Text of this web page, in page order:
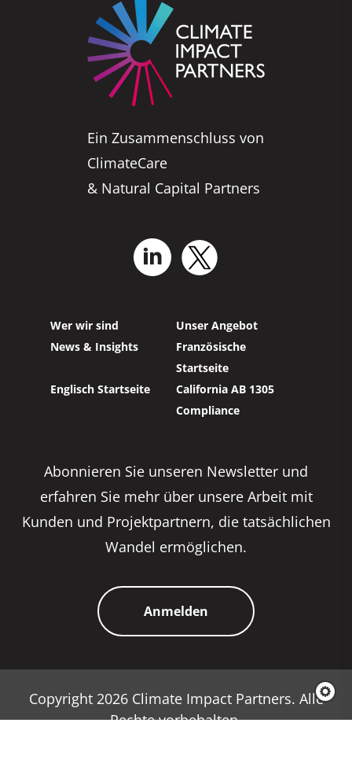
Ein Zusammenschluss von
ClimateCare
& Natural Capital Partners
Wer wir sind
Unser Angebot
News & Insights
Französische
Startseite
Englisch Startseite
California AB 1305
Compliance
Abonnieren Sie unseren Newsletter und
erfahren Sie mehr über unsere Arbeit mit
Kunden und Projektpartnern, die tatsächlichen
Wandel ermöglichen.
Anmelden
Copyright 2026 Climate Impact Partners. Alle
Rechte vorbehalten.